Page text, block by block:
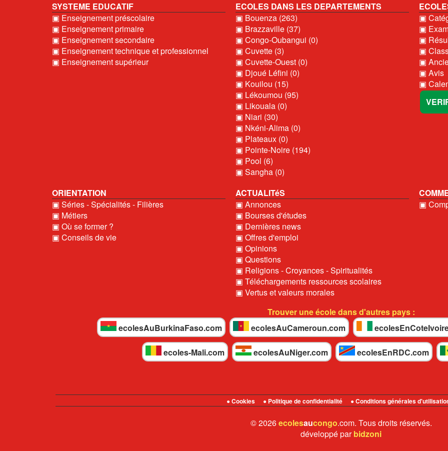
SYSTEME EDUCATIF
▣ Enseignement préscolaire
▣ Enseignement primaire
▣ Enseignement secondaire
▣ Enseignement technique et professionnel
▣ Enseignement supérieur
ECOLES DANS LES DEPARTEMENTS
▣ Bouenza (263)
▣ Brazzaville (37)
▣ Congo-Oubangui (0)
▣ Cuvette (3)
▣ Cuvette-Ouest (0)
▣ Djoué Léfini (0)
▣ Kouilou (15)
▣ Lékoumou (95)
▣ Likouala (0)
▣ Niari (30)
▣ Nkéni-Alima (0)
▣ Plateaux (0)
▣ Pointe-Noire (194)
▣ Pool (6)
▣ Sangha (0)
▣
▣
▣
▣
▣
▣ Avis
▣
ORIENTATION
▣ Séries - Spécialités - Filières
▣ Métiers
▣ Où se former ?
▣ Conseils de vie
ACTUALITéS
▣ Annonces
▣ Bourses d'études
▣ Dernières news
▣ Offres d'emploi
▣ Opinions
▣ Questions
▣ Religions - Croyances - Spiritualités
▣ Téléchargements ressources scolaires
▣ Vertus et valeurs morales
▣
Trouver une école dans d'autres pays :
ecolesAuBurkinaFaso.com
ecolesAuCameroun.com
ecoles-Mali.com ecolesAuNiger.com ecolesEnRDC.com
● Cookies ● Politique de confidentialité ● Conditions générales
© 2026ecolesaucongo.com. Tous droits réservés.
développé parbidzoni